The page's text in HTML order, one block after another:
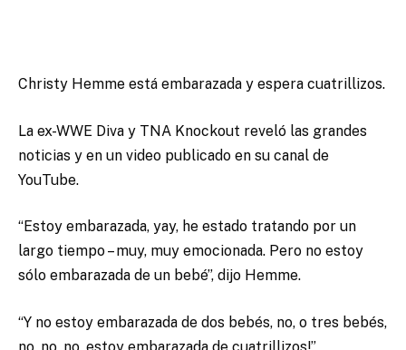
Christy Hemme está embarazada y espera cuatrillizos.
La ex-WWE Diva y TNA Knockout reveló las grandes
noticias y en un video publicado en su canal de
YouTube.
“Estoy embarazada, yay, he estado tratando por un
largo tiempo – muy, muy emocionada. Pero no estoy
sólo embarazada de un bebé”, dijo Hemme.
“Y no estoy embarazada de dos bebés, no, o tres bebés,